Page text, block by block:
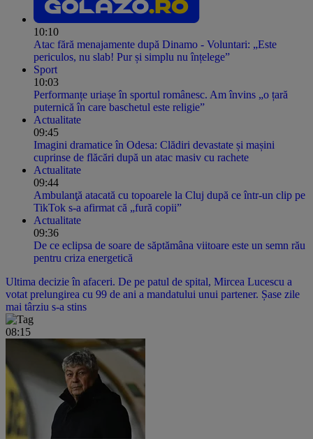
10:10
Atac fără menajamente după Dinamo - Voluntari: „Este
periculos, nu slab! Pur și simplu nu înțelege”
Sport
10:03
Performanțe uriașe în sportul românesc. Am învins „o țară
puternică în care baschetul este religie”
Actualitate
09:45
Imagini dramatice în Odesa: Clădiri devastate și mașini
cuprinse de flăcări după un atac masiv cu rachete
Actualitate
09:44
Ambulanţă atacată cu topoarele la Cluj după ce într-un clip pe
TikTok s-a afirmat că „fură copii”
Actualitate
09:36
De ce eclipsa de soare de săptămâna viitoare este un semn rău
pentru criza energetică
Ultima decizie în afaceri. De pe patul de spital, Mircea Lucescu a
votat prelungirea cu 99 de ani a mandatului unui partener. Șase zile
mai târziu s-a stins
08:15